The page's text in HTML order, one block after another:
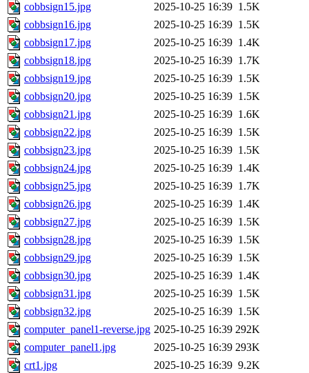
cobbsign15.jpg
2025-10-25 16:39 1.5K
cobbsign16.jpg
2025-10-25 16:39 1.5K
cobbsign17.jpg
2025-10-25 16:39 1.4K
cobbsign18.jpg
2025-10-25 16:39 1.7K
cobbsign19.jpg
2025-10-25 16:39 1.5K
cobbsign20.jpg
2025-10-25 16:39 1.5K
cobbsign21.jpg
2025-10-25 16:39 1.6K
cobbsign22.jpg
2025-10-25 16:39 1.5K
cobbsign23.jpg
2025-10-25 16:39 1.5K
cobbsign24.jpg
2025-10-25 16:39 1.4K
cobbsign25.jpg
2025-10-25 16:39 1.7K
cobbsign26.jpg
2025-10-25 16:39 1.4K
cobbsign27.jpg
2025-10-25 16:39 1.5K
cobbsign28.jpg
2025-10-25 16:39 1.5K
cobbsign29.jpg
2025-10-25 16:39 1.5K
cobbsign30.jpg
2025-10-25 16:39 1.4K
cobbsign31.jpg
2025-10-25 16:39 1.5K
cobbsign32.jpg
2025-10-25 16:39 1.5K
computer_panel1-reverse.jpg 2025-10-25 16:39 292K
computer_panel1.jpg
2025-10-25 16:39 293K
crt1.jpg
2025-10-25 16:39 9.2K